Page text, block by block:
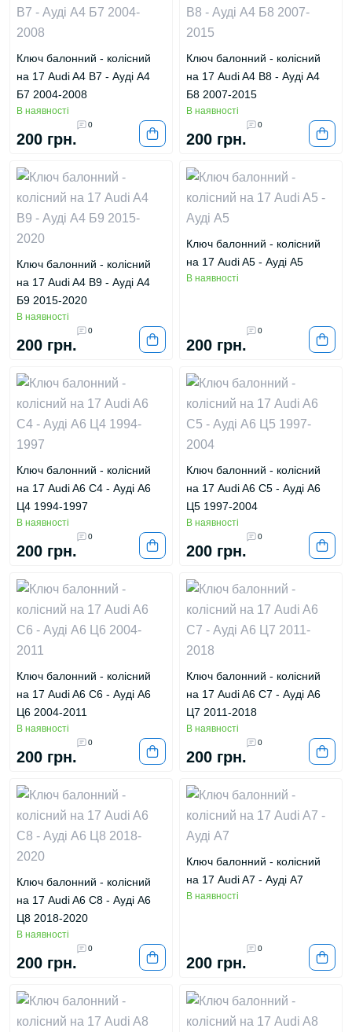
Ключ балонний - колісний
на 17 Audi A4 B7 - Ауді А4
Б7 2004-2008
В наявності
0
200 грн.
Ключ балонний - колісний
на 17 Audi A4 B8 - Ауді А4
Б8 2007-2015
В наявності
0
200 грн.
Ключ балонний - колісний
на 17 Audi A4 B9 - Ауді А4
Б9 2015-2020
В наявності
0
200 грн.
Ключ балонний - колісний
на 17 Audi A5 - Ауді А5
В наявності
0
200 грн.
Ключ балонний - колісний
на 17 Audi A6 C4 - Ауді А6
Ц4 1994-1997
В наявності
0
200 грн.
Ключ балонний - колісний
на 17 Audi A6 C5 - Ауді А6
Ц5 1997-2004
В наявності
0
200 грн.
Ключ балонний - колісний
на 17 Audi A6 C6 - Ауді А6
Ц6 2004-2011
В наявності
0
200 грн.
Ключ балонний - колісний
на 17 Audi A6 C7 - Ауді А6
Ц7 2011-2018
В наявності
0
200 грн.
Ключ балонний - колісний
на 17 Audi A6 C8 - Ауді А6
Ц8 2018-2020
В наявності
0
200 грн.
Ключ балонний - колісний
на 17 Audi A7 - Ауді А7
В наявності
0
200 грн.